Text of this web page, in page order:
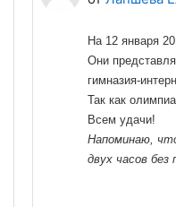
На 12 января
Они
гимназия-
Так как
Всем удачи!
Напоминаю,
двух часов